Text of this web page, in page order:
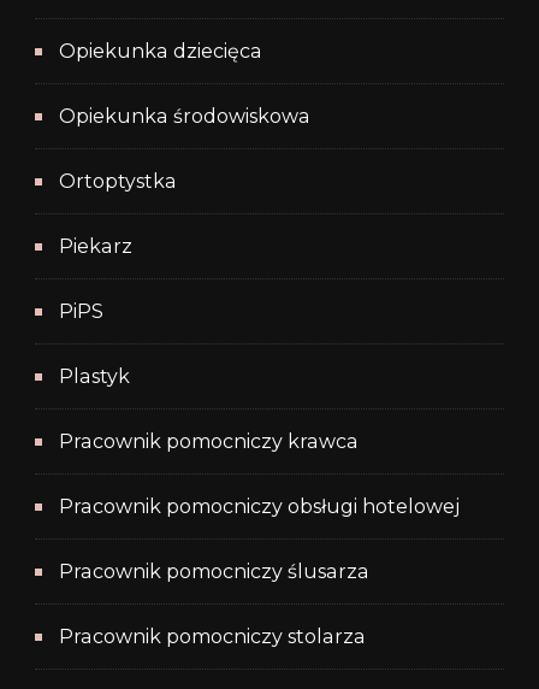
Opiekunka dziecięca
Opiekunka środowiskowa
Ortoptystka
Piekarz
PiPS
Plastyk
Pracownik pomocniczy krawca
Pracownik pomocniczy obsługi hotelowej
Pracownik pomocniczy ślusarza
Pracownik pomocniczy stolarza